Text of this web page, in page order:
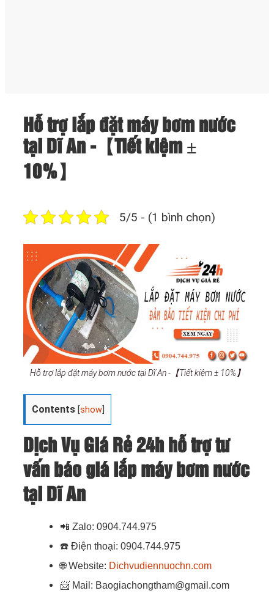
Hỗ trợ lắp đặt máy bơm nước
tại Dĩ An -【Tiết kiệm ±
10%】
5/5 - (1 bình chọn)
Hỗ trợ lắp đặt máy bơm nước tại Dĩ An -【Tiết kiệm ± 10%】
Contents [show
Dịch Vụ Giá Rẻ 24h hỗ trợ tư
vấn báo giá lắp máy bơm nước
tại Dĩ An
📲 Zalo: 0904.744.975
☎️ Điện thoại: 0904.744.975
🌐Website: Dichvudiennuochn.com
📨 Mail: Baogiachongtham@gmail.com